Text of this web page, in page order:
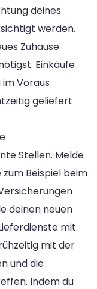
deines
werden.
Zuhause
Einkäufe
Voraus
geliefert
Stellen. Melde
Beispiel beim
deinen neuen
mit.
mit der
und die
Indem du